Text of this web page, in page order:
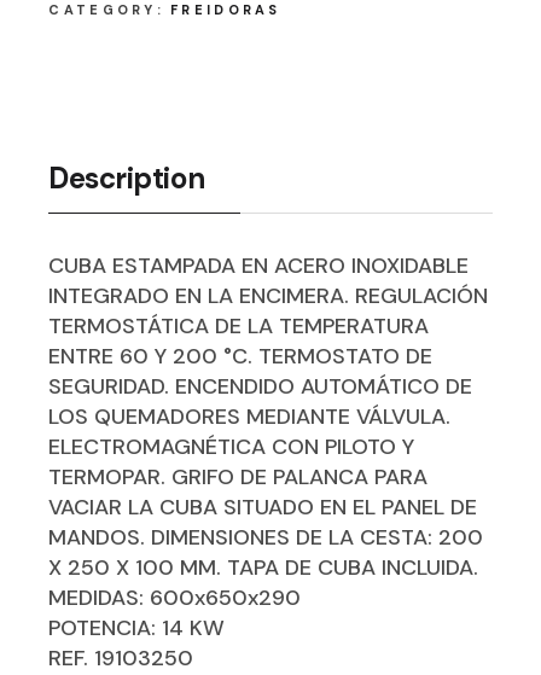
CATEGORY: FREIDORAS
Description
CUBA ESTAMPADA EN ACERO INOXIDABLE
INTEGRADO EN LA ENCIMERA. REGULACIÓN
TERMOSTÁTICA DE LA TEMPERATURA
ENTRE 60 Y 200 °C. TERMOSTATO DE
SEGURIDAD. ENCENDIDO AUTOMÁTICO DE
LOS QUEMADORES MEDIANTE VÁLVULA.
ELECTROMAGNÉTICA CON PILOTO Y
TERMOPAR. GRIFO DE PALANCA PARA
VACIAR LA CUBA SITUADO EN EL PANEL DE
MANDOS. DIMENSIONES DE LA CESTA: 200
X 250 X 100 MM. TAPA DE CUBA INCLUIDA.
MEDIDAS: 600x650x290
POTENCIA: 14 KW
REF. 19103250